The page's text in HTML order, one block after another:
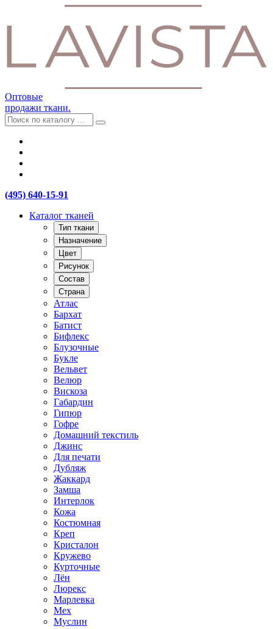
Оптовые
продажи ткани.
(495) 640-15-91
Каталог тканей
Тип ткани
Назначение
Цвет
Рисунок
Состав
Страна
Атлас
Бархат
Батист
Бифлекс
Блузочные
Букле
Вельвет
Велюр
Вискоза
Габардин
Гипюр
Гофре
Домашний текстиль
Джинс
Для печати
Дубляж
Жаккард
Замша
Интерлок
Кожа
Костюмная
Креп
Кристалон
Кружево
Курточные
Лён
Люрекс
Марлевка
Мех
Муслин